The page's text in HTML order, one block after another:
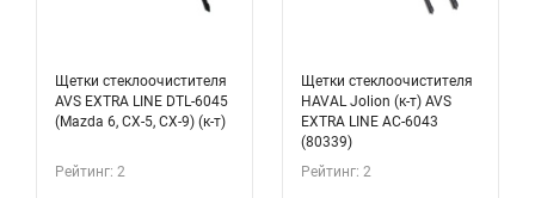
Щетки стеклоочистителя
AVS EXTRA LINE DTL-6045
(Mazda 6, CX-5, CX-9) (к-т)
Рейтинг: 2
Щетки стеклоочистителя
HAVAL Jolion (к-т) AVS
EXTRA LINE AC-6043
(80339)
Рейтинг: 2